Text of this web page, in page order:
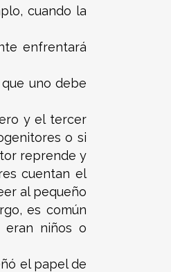
cuando la
enfrentará
uno debe
y el tercer
o si
reprende y
cuentan el
al pequeño
es común
eran niños o
el papel de